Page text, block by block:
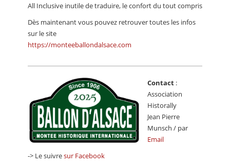
All Inclusive inutile de traduire, le confort du tout compris
Dès maintenant vous pouvez retrouver toutes les infos
sur le site
https://monteeballondalsace.com
Contact :
Association
Historally
Jean Pierre
Munsch / par
Email
-> Le suivresur Facebook